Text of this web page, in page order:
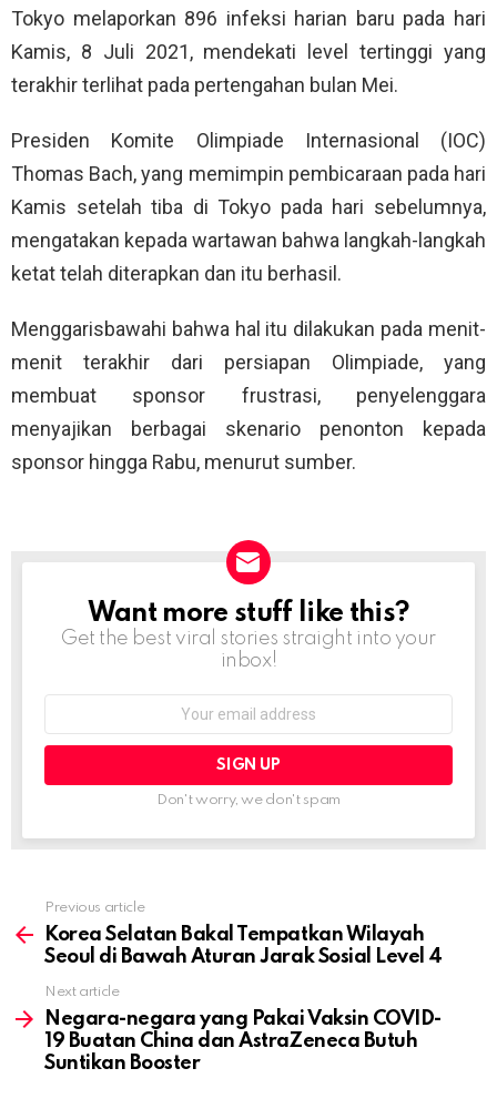
Tokyo melaporkan 896 infeksi harian baru pada hari
Kamis, 8 Juli 2021, mendekati level tertinggi yang
terakhir terlihat pada pertengahan bulan Mei.
Presiden Komite Olimpiade Internasional (IOC)
Thomas Bach, yang memimpin pembicaraan pada hari
Kamis setelah tiba di Tokyo pada hari sebelumnya,
mengatakan kepada wartawan bahwa langkah-langkah
ketat telah diterapkan dan itu berhasil.
Menggarisbawahi bahwa hal itu dilakukan pada menit-
menit terakhir dari persiapan Olimpiade, yang
membuat sponsor frustrasi, penyelenggara
menyajikan berbagai skenario penonton kepada
sponsor hingga Rabu, menurut sumber.
NEWSLETTER
Want more stuff like this?
Get the best viral stories straight into your
inbox!
Don't worry, we don't spam
more
Previous article
Korea Selatan Bakal Tempatkan Wilayah
Seoul di Bawah Aturan Jarak Sosial Level 4
Next article
Negara-negara yang Pakai Vaksin COVID-
19 Buatan China dan AstraZeneca Butuh
Suntikan Booster